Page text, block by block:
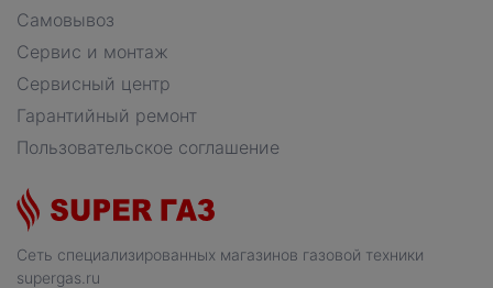
Сеть специализированных магазинов газовой техники
supergas.ru
Самовывоз
Сервис и монтаж
Сервисный центр
Гарантийный ремонт
Пользовательское соглашение